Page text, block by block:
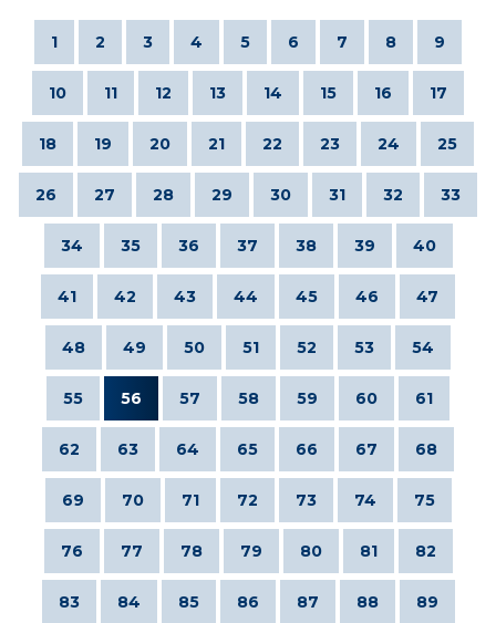
1 2 3 4 5 6 7 8 9
10 11 12 13 14 15 16 17
18 19 20 21 22 23 24 25
26 27 28 29 30 31 32 33
34 35 36 37 38 39 40
41 42 43 44 45 46 47
48 49 50 51 52 53 54
55 56 57 58 59 60 61
62 63 64 65 66 67 68
69 70 71 72 73 74 75
76 77 78 79 80 81 82
83 84 85 86 87 88 89